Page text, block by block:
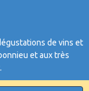
de vins et
et aux très